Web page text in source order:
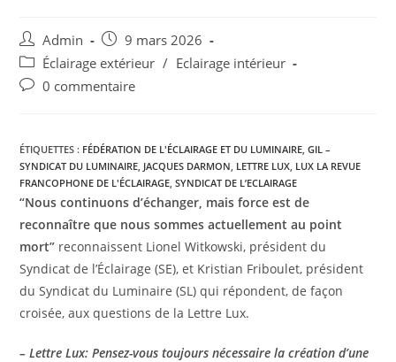
Admin
9 mars 2026
Éclairage extérieur / Eclairage intérieur
0 commentaire
ÉTIQUETTES : FÉDÉRATION DE L'ÉCLAIRAGE ET DU LUMINAIRE, GIL –
SYNDICAT DU LUMINAIRE, JACQUES DARMON, LETTRE LUX, LUX LA REVUE
FRANCOPHONE DE L'ÉCLAIRAGE, SYNDICAT DE L’ECLAIRAGE
“Nous continuons d’échanger, mais force est de
reconnaître que nous sommes actuellement au point
mort” reconnaissent Lionel Witkowski, président du
Syndicat de l’Éclairage (SE), et Kristian Friboulet, président
du Syndicat du Luminaire (SL) qui répondent, de façon
croisée, aux questions de la Lettre Lux.
– Lettre Lux: Pensez-vous toujours nécessaire la création d’une